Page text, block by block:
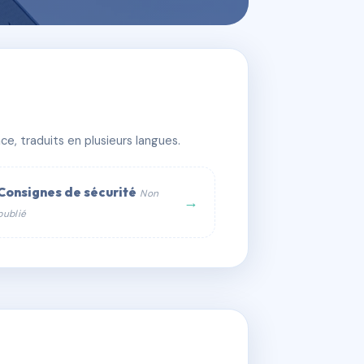
traduits en plusieurs langues.
de sécurité Non
→